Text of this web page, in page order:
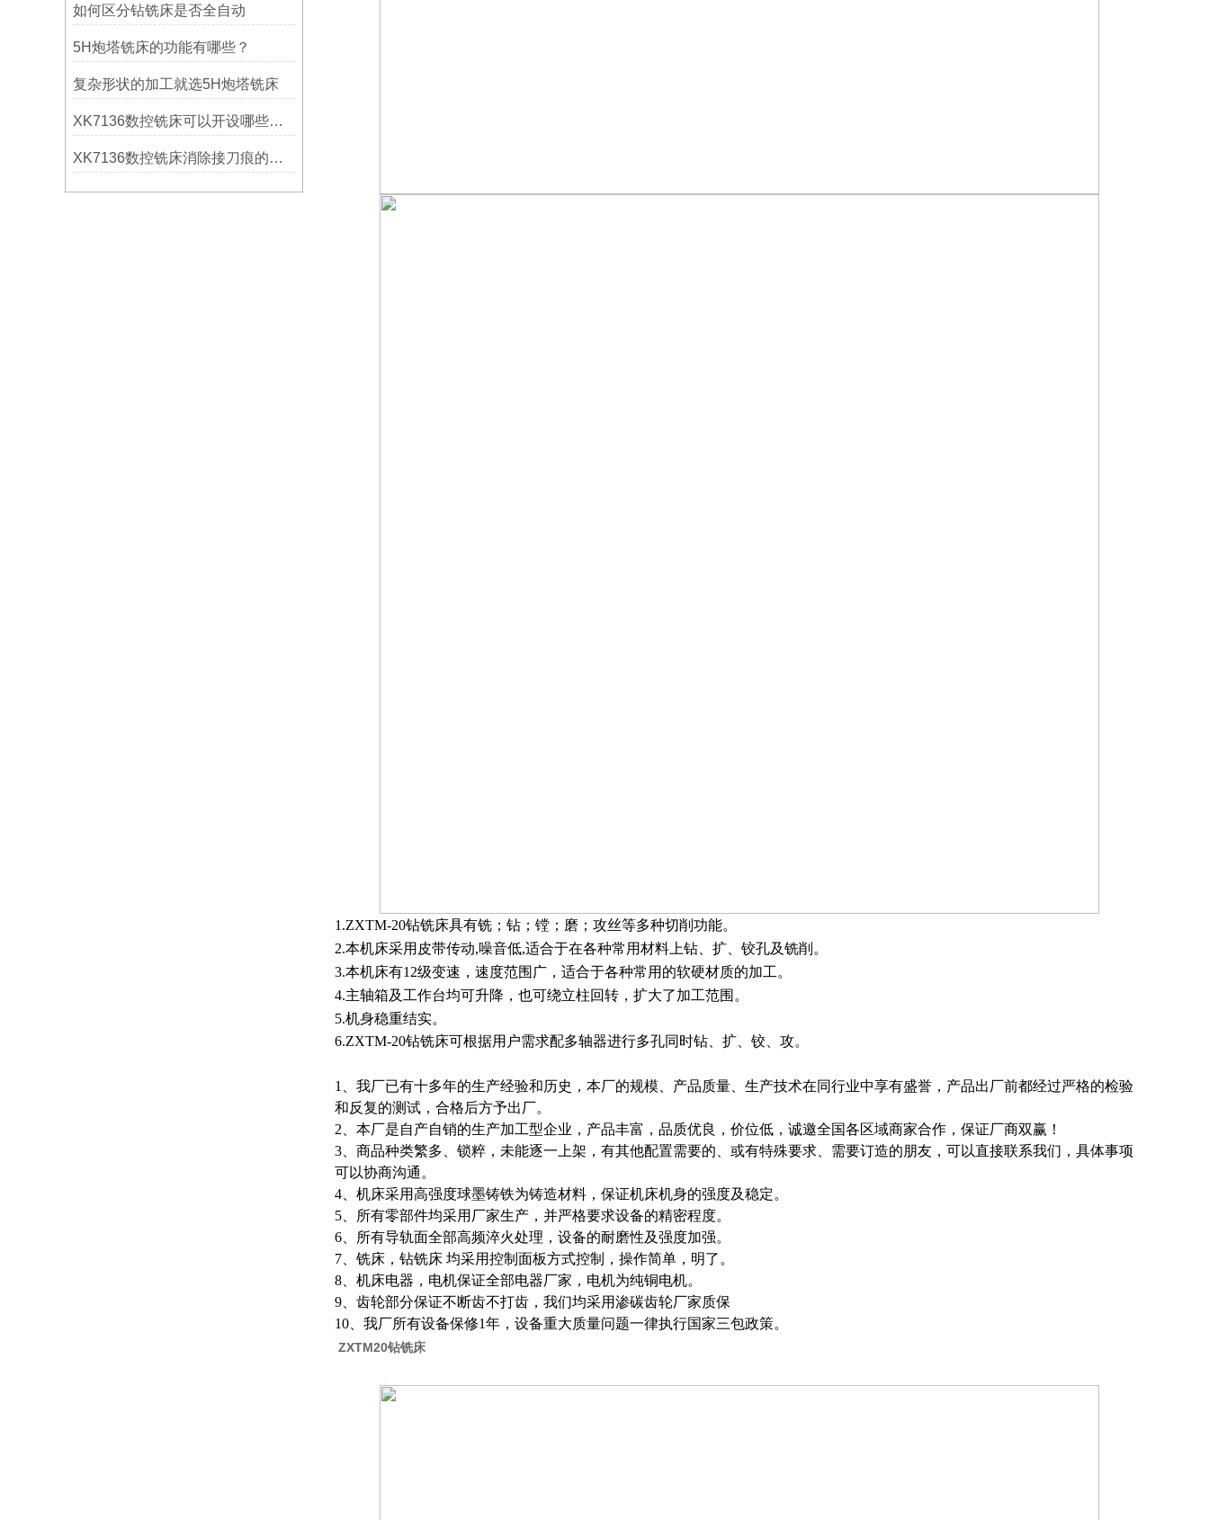
如何区分钻铣床是否全自动
5H炮塔铣床的功能有哪些？
复杂形状的加工就选5H炮塔铣床
XK7136数控铣床可以开设哪些考核项目？
XK7136数控铣床消除接刀痕的操作
1.ZXTM-20钻铣床具有铣；钻；镗；磨；攻丝等多种切削功能。
2.本机床采用皮带传动,噪音低,适合于在各种常用材料上钻、扩、铰孔及铣削。
3.本机床有12级变速，速度范围广，适合于各种常用的软硬材质的加工。
4.主轴箱及工作台均可升降，也可绕立柱回转，扩大了加工范围。
5.机身稳重结实。
6.ZXTM-20钻铣床可根据用户需求配多轴器进行多孔同时钻、扩、铰、攻。
1、我厂已有十多年的生产经验和历史，本厂的规模、产品质量、生产技术在同行业中享有盛誉，产品出厂前都经过严格的检验
和反复的测试，合格后方予出厂。
2、本厂是自产自销的生产加工型企业，产品丰富，品质优良，价位低，诚邀全国各区域商家合作，保证厂商双赢！
3、商品种类繁多、锁粹，未能逐一上架，有其他配置需要的、或有特殊要求、需要订造的朋友，可以直接联系我们，具体事项
可以协商沟通。
4、机床采用高强度球墨铸铁为铸造材料，保证机床机身的强度及稳定。
5、所有零部件均采用厂家生产，并严格要求设备的精密程度。
6、所有导轨面全部高频淬火处理，设备的耐磨性及强度加强。
7、铣床， 钻铣床 均采用控制面板方式控制，操作简单，明了。
8、机床电器，电机保证全部电器厂家，电机为纯铜电机。
9、齿轮部分保证不断齿不打齿，我们均采用渗碳齿轮厂家质保
10、我厂所有设备保修1年，设备重大质量问题一律执行国家三包政策。
ZXTM20钻铣床